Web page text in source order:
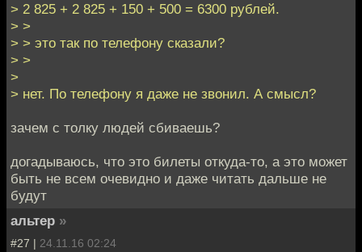
> 2 825 + 2 825 + 150 + 500 = 6300 рублей.
> >
> > это так по телефону сказали?
> >
>
> нет. По телефону я даже не звонил. А смысл?
зачем с толку людей сбиваешь?
догадываюсь, что это билеты откуда-то, а это может
быть не всем очевидно и даже читать дальше не
будут
альтер »
#27 | 24.11.16 02:24